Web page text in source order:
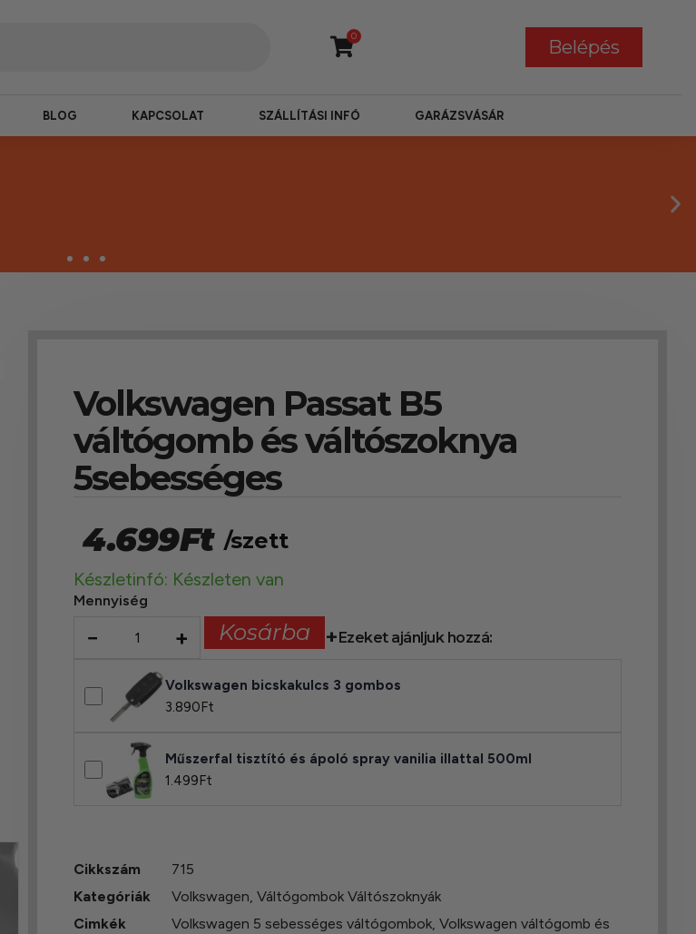
0
Belépés
BLOG KAPCSOLAT SZÁLLÍTÁSI INFÓ GARÁZSVÁSÁR
kapd a csomagod.
Volkswagen Passat B5
váltógomb és váltószoknya
5sebességes
4.699Ft /szett
Készletinfó: Készleten van
Mennyiség
− + Kosárba Ezeket ajánljuk hozzá:
Volkswagen bicskakulcs 3 gombos
3.890Ft
Műszerfal tisztító és ápoló spray vanilia illattal 500ml
1.499Ft
Cikkszám
715
Kategóriák
Volkswagen, Váltógombok Váltószoknyák
Cimkék
Volkswagen 5 sebességes váltógombok, Volkswagen váltógomb és